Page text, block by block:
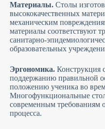
Материалы. Столы
высококачественных
механическим
материалы соответствуют
санитарно-
образовательных
Эргономика. Конструкция
поддержанию правильной
положению ученика во
Многофункциональные
современным требованиям
процесса.